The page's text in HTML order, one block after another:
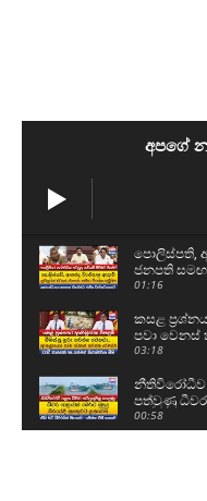
අපගේ
පොලිස්පති,
ජනපති
01:16
කසළ
පවා
03:18
නීතිවිරෝධීව
පත්වුණු ධීවර
00:58